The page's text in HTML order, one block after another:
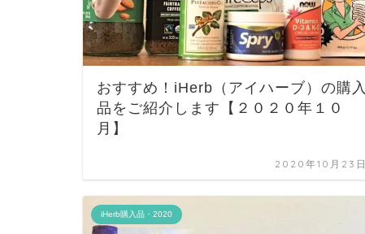
おすすめ！iHerb（アイハーブ）の購入
品をご紹介します【２０２０年１０
月】
2020年10月23日
iHerb購入品・2020